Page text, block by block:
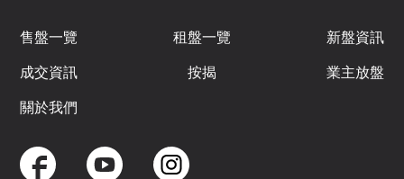
售盤一覽 租盤一覽 新盤資訊
成交資訊 按揭 業主放盤
關於我們